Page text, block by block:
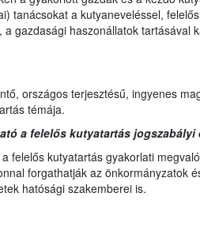
tanácsokat a kutyaneveléssel,
gazdasági haszonállatok tartásával
országos terjesztésű, ingyenes
témája.
a felelős kutyatartás jogszabályi
felelős kutyatartás gyakorlati
forgathatják az önkormányzatok
hatósági szakemberei is.